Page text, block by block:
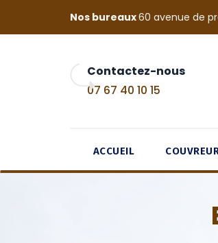
Nos bureaux60 avenue de
Contactez-nous
07 67 40 10 15
ACCUEIL